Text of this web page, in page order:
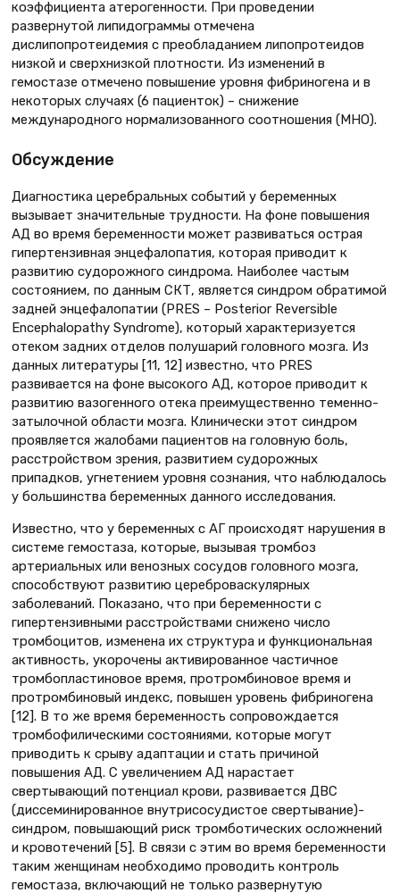
коэффициента атерогенности. При проведении
развернутой липидограммы отмечена
дислипопротеидемия с преобладанием липопротеидов
низкой и сверхнизкой плотности. Из изменений в
гемостазе отмечено повышение уровня фибриногена и в
некоторых случаях (6 пациенток) – снижение
международного нормализованного соотношения (МНО).
Обсуждение
Диагностика церебральных событий у беременных
вызывает значительные трудности. На фоне повышения
АД во время беременности может развиваться острая
гипертензивная энцефалопатия, которая приводит к
развитию судорожного синдрома. Наиболее частым
состоянием, по данным СКТ, является синдром обратимой
задней энцефалопатии (PRES – Posterior Reversible
Encephalopathy Syndrome), который характеризуется
отеком задних отделов полушарий головного мозга. Из
данных литературы [11, 12] известно, что PRES
развивается на фоне высокого АД, которое приводит к
развитию вазогенного отека преимущественно теменно-
затылочной области мозга. Клинически этот синдром
проявляется жалобами пациентов на головную боль,
расстройством зрения, развитием судорожных
припадков, угнетением уровня сознания, что наблюдалось
у большинства беременных данного исследования.
Известно, что у беременных с АГ происходят нарушения в
системе гемостаза, которые, вызывая тромбоз
артериальных или венозных сосудов головного мозга,
способствуют развитию цереброваскулярных
заболеваний. Показано, что при беременности с
гипертензивными расстройствами снижено число
тромбоцитов, изменена их структура и функциональная
активность, укорочены активированное частичное
тромбопластиновое время, протромбиновое время и
протромбиновый индекс, повышен уровень фибриногена
[12]. В то же время беременность сопровождается
тромбофилическими состояниями, которые могут
приводить к срыву адаптации и стать причиной
повышения АД. С увеличением АД нарастает
свертывающий потенциал крови, развивается ДВС
(диссеминированное внутрисосудистое свертывание)-
синдром, повышающий риск тромботических осложнений
и кровотечений [5]. В связи с этим во время беременности
таким женщинам необходимо проводить контроль
гемостаза, включающий не только развернутую